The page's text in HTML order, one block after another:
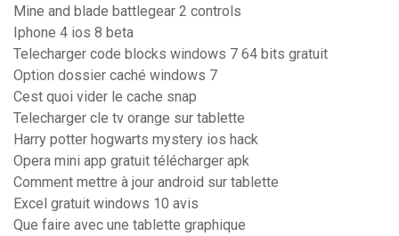
Mine and blade battlegear 2 controls
Iphone 4 ios 8 beta
Telecharger code blocks windows 7 64 bits gratuit
Option dossier caché windows 7
Cest quoi vider le cache snap
Telecharger cle tv orange sur tablette
Harry potter hogwarts mystery ios hack
Opera mini app gratuit télécharger apk
Comment mettre à jour android sur tablette
Excel gratuit windows 10 avis
Que faire avec une tablette graphique